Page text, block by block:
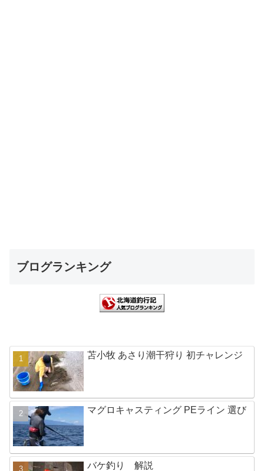
ブログランキング
苫小牧 あさり潮干狩り 初チャレンジ
マグロキャスティング PEライン 選び
バケ釣り 解説